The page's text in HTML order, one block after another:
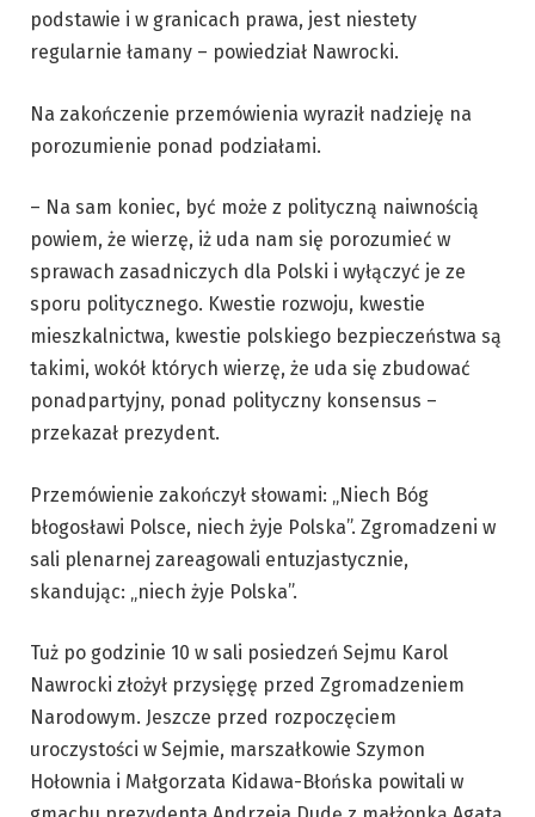
podstawie i w granicach prawa, jest niestety
regularnie łamany – powiedział Nawrocki.
Na zakończenie przemówienia wyraził nadzieję na
porozumienie ponad podziałami.
– Na sam koniec, być może z polityczną naiwnością
powiem, że wierzę, iż uda nam się porozumieć w
sprawach zasadniczych dla Polski i wyłączyć je ze
sporu politycznego. Kwestie rozwoju, kwestie
mieszkalnictwa, kwestie polskiego bezpieczeństwa są
takimi, wokół których wierzę, że uda się zbudować
ponadpartyjny, ponad polityczny konsensus –
przekazał prezydent.
Przemówienie zakończył słowami: „Niech Bóg
błogosławi Polsce, niech żyje Polska”. Zgromadzeni w
sali plenarnej zareagowali entuzjastycznie,
skandując: „niech żyje Polska”.
Tuż po godzinie 10 w sali posiedzeń Sejmu Karol
Nawrocki złożył przysięgę przed Zgromadzeniem
Narodowym. Jeszcze przed rozpoczęciem
uroczystości w Sejmie, marszałkowie Szymon
Hołownia i Małgorzata Kidawa-Błońska powitali w